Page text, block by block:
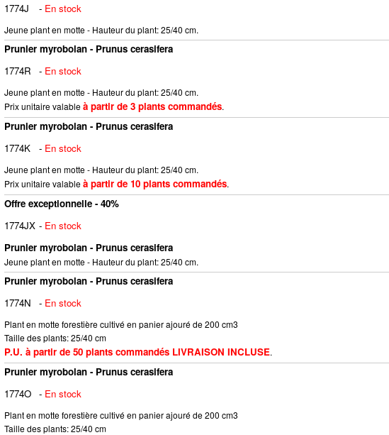
1774J
- En stock
Jeune plant en motte - Hauteur du plant: 25/40 cm.
Prunier myrobolan - Prunus cerasifera
1774R
- En stock
Jeune plant en motte - Hauteur du plant: 25/40 cm.
Prix unitaire valableà partir de 3 plants commandés.
Prunier myrobolan - Prunus cerasifera
1774K
- En stock
Jeune plant en motte - Hauteur du plant: 25/40 cm.
Prix unitaire valableà partir de 10 plants commandés.
Offre exceptionnelle - 40%
1774JX - En stock
Prunier myrobolan - Prunus cerasifera
Jeune plant en motte - Hauteur du plant: 25/40 cm.
Prunier myrobolan - Prunus cerasifera
1774N
- En stock
Plant en motte forestière cultivé en panier ajouré de 200 cm3
Taille des plants: 25/40 cm
P.U. à partir de 50 plants commandés LIVRAISON INCLUSE.
Prunier myrobolan - Prunus cerasifera
1774O - En stock
Plant en motte forestière cultivé en panier ajouré de 200 cm3
Taille des plants: 25/40 cm